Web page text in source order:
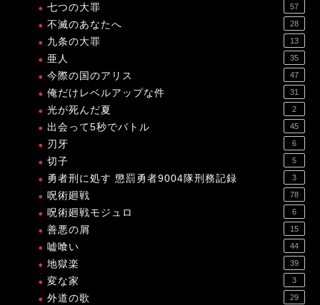
七つの大罪 57
不滅のあなたへ 28
九条の大罪 13
亜人 35
今際の国のアリス 47
俺だけレベルアップな件 31
光が死んだ夏 2
出会って5秒でバトル 45
刃牙 6
切子 5
勇者刑に処す 懲罰勇者9004隊刑務記録 3
呪術廻戦 78
呪術廻戦モジュロ 6
善悪の屑 15
嘘喰い 44
地獄楽 39
変な家 3
外道の歌 29